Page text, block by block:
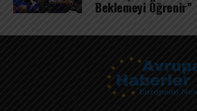
Beklemeyi Öğrenir”